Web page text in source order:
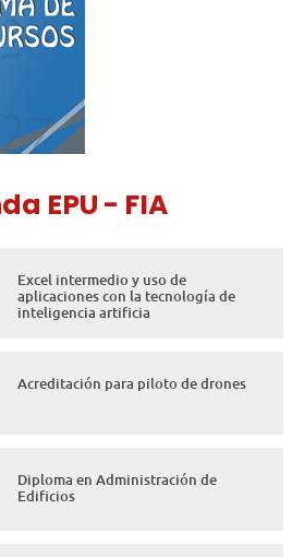
EPU - FIA
Excel intermedio y uso de
aplicaciones con la tecnología de
inteligencia artificia
Acreditación para piloto de drones
Diploma en Administración de
Edificios